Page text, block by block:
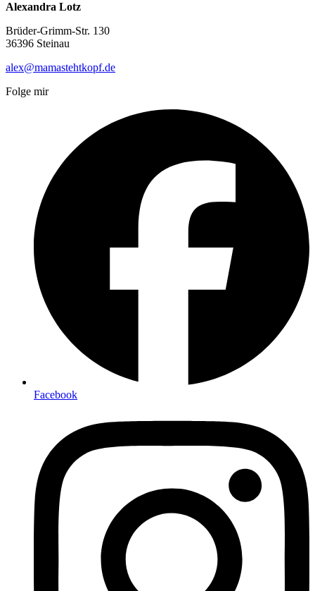
Alexandra Lotz
Brüder-Grimm-Str. 130
36396 Steinau
alex@mamastehtkopf.de
Folge mir
Facebook